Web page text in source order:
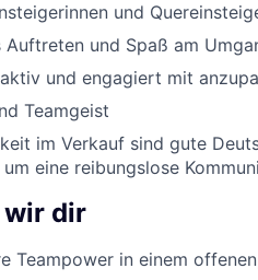
und
Auftreten und Spaß am
und engagiert mit
Teamgeist
im Verkauf sind gute
eine reibungslose
wir dir
Teampower in einem